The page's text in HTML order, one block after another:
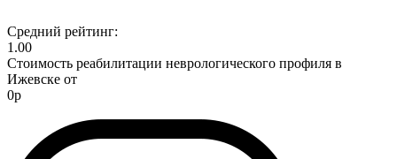
Средний рейтинг:
1.00
Стоимость реабилитации неврологического профиля в
Ижевске от
0р